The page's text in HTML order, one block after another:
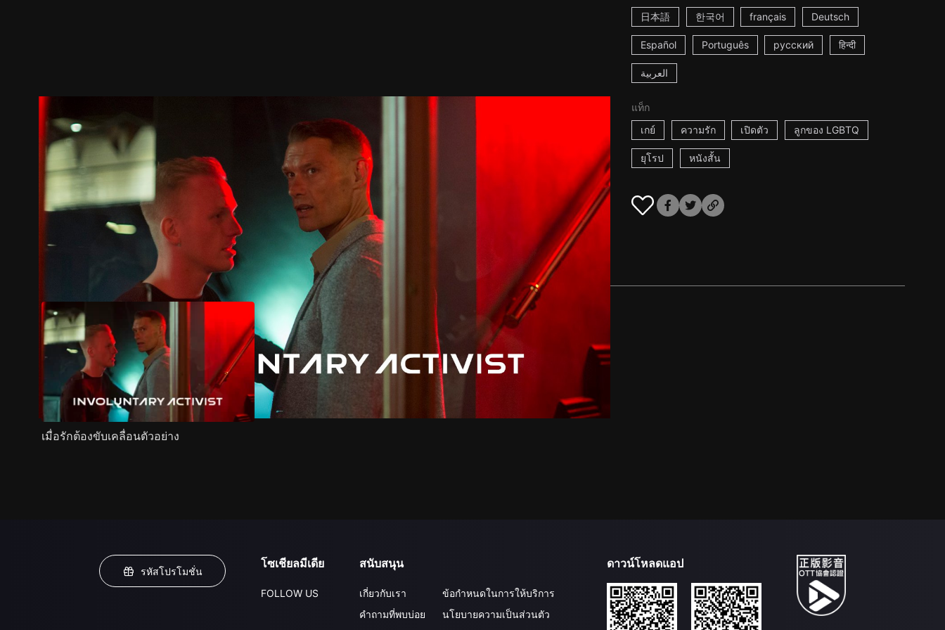
日本語 한국어 français Deutsch
Español Português русский हिन्दी
العربية
แท็ก
เกย์
ความรัก เปิดตัว ลูกของ LGBTQ
ยุโรป หนังสั้น
เนื้อหาที่แนะนำ รายละเอียด
เมื่อรักต้องขับเคลื่อนตัวอย่าง
รหัสโปรโมชั่น
โซเชียลมีเดีย
FOLLOW US
สนับสนุน
เกี่ยวกับเรา
คำถามที่พบบ่อย
ข้อกำหนดในการให้บริการ
นโยบายความเป็นส่วนตัว
ดาวน์โหลดแอป